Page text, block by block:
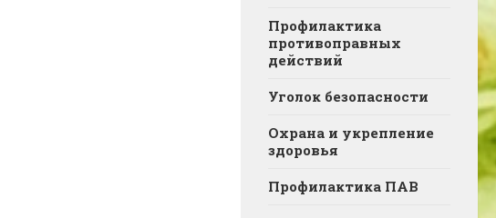
Профилактика
противоправных
действий
Уголок безопасности
Охрана и укрепление
здоровья
Профилактика ПАВ